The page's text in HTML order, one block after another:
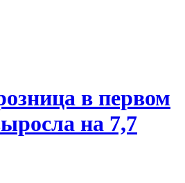
в первом
на 7,7